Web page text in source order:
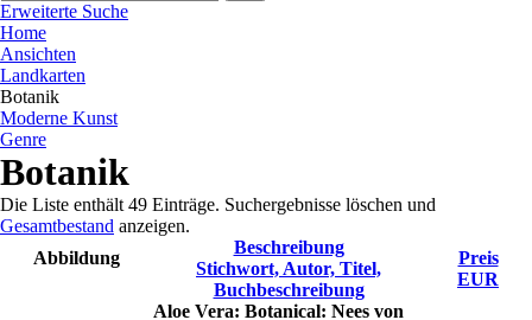
Erweiterte Suche
Home
Ansichten
Landkarten
Botanik
Moderne Kunst
Genre
Botanik
Die Liste enthält 49 Einträge. Suchergebnisse löschen und
Gesamtbestand anzeigen.
Abbildung
Beschreibung
Stichwort, Autor, Titel,
Buchbeschreibung
Preis
EUR
Aloe Vera: Botanical: Nees von